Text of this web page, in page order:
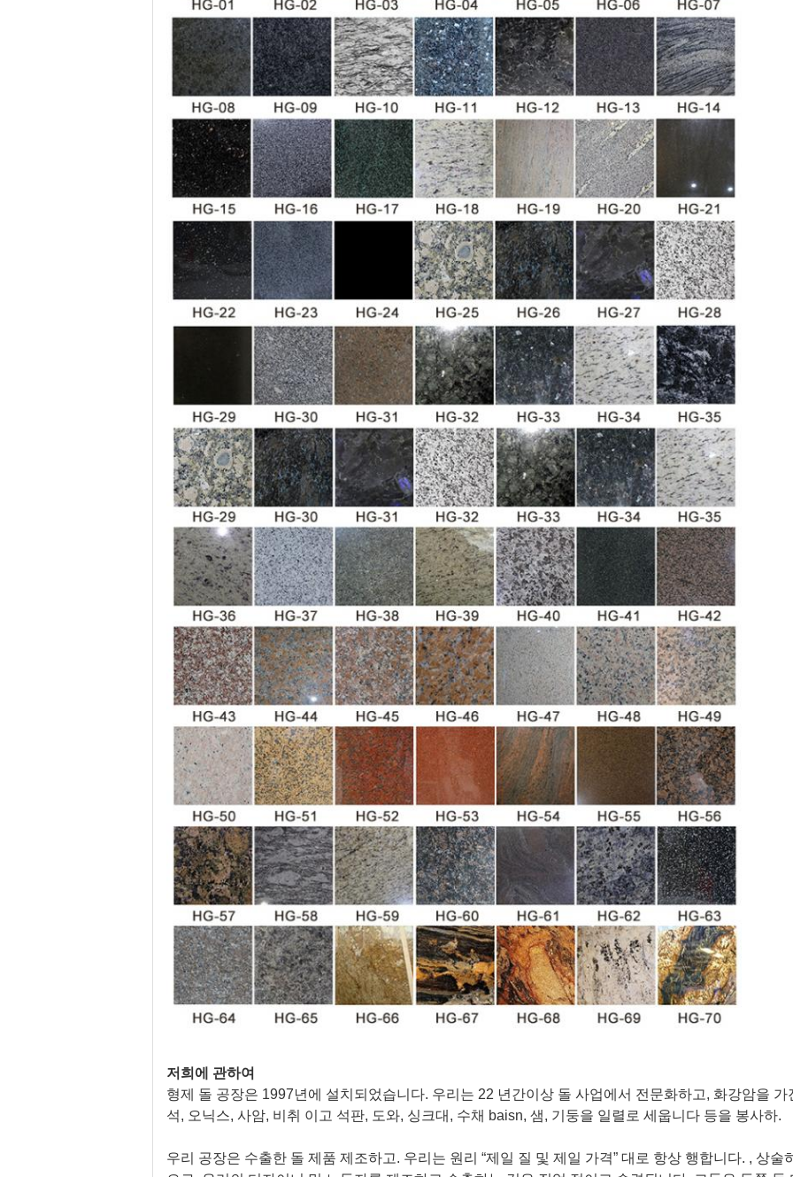
저희에 관하여
형제 돌 공장은 1997년에 설치되었습니다. 우리는 22 년간이상 돌 사업에서 전문화하고, 화강암을 가
석, 오닉스, 사암, 비취 이고 석판, 도와, 싱크대, 수채 baisn, 샘, 기둥을 일렬로 세웁니다 등을 봉사하.
우리 공장은 수출한 돌 제품 제조하고. 우리는 원리 “제일 질 및 제일 가격” 대로 항상 행합니다. , 상